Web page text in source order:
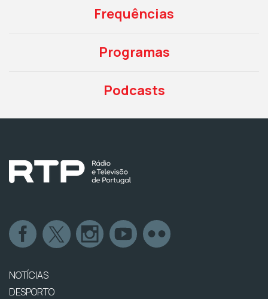
Frequências
Programas
Podcasts
NOTÍCIAS
DESPORTO